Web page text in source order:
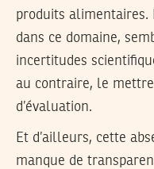
produits alimentaires.
dans ce domaine,
incertitudes
au contraire, le
d’évaluation.
Et d’ailleurs, cette
manque de